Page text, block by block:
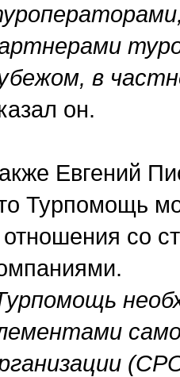
в
он.
Евгений
Турпомощь
отношения со